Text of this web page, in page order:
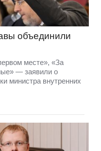
объединили
месте», «За
— заявили о
министра внутренних